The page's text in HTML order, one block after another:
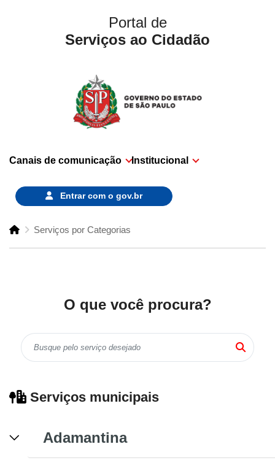
Portal de
Serviços ao Cidadão
Canais de comunicação Institucional
Entrar com o gov.br
Serviços por Categorias
O que você procura?
Serviços municipais
Adamantina